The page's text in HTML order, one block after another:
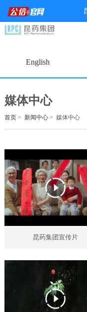
English
媒体中心
首页> 新闻中心> 媒体中心
昆药集团宣传片